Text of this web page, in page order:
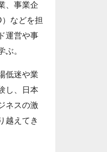
、事業企
などを担
運営や事
ぶ。
低迷や業
し、日本
ネスの激
越えてき